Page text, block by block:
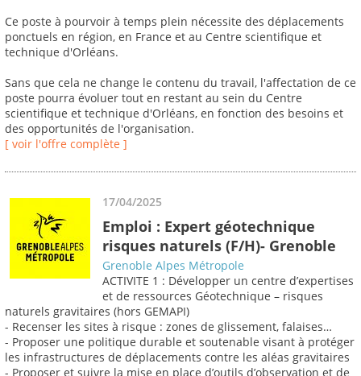
Ce poste à pourvoir à temps plein nécessite des déplacements
ponctuels en région, en France et au Centre scientifique et
technique d'Orléans.
Sans que cela ne change le contenu du travail, l'affectation de ce
poste pourra évoluer tout en restant au sein du Centre
scientifique et technique d'Orléans, en fonction des besoins et
des opportunités de l'organisation.
[ voir l'offre complète ]
17/04/2025
Emploi : Expert géotechnique
risques naturels (F/H)- Grenoble
Grenoble Alpes Métropole
ACTIVITE 1 : Développer un centre d’expertises
et de ressources Géotechnique – risques
naturels gravitaires (hors GEMAPI)
- Recenser les sites à risque : zones de glissement, falaises…
- Proposer une politique durable et soutenable visant à protéger
les infrastructures de déplacements contre les aléas gravitaires
- Proposer et suivre la mise en place d’outils d’observation et de